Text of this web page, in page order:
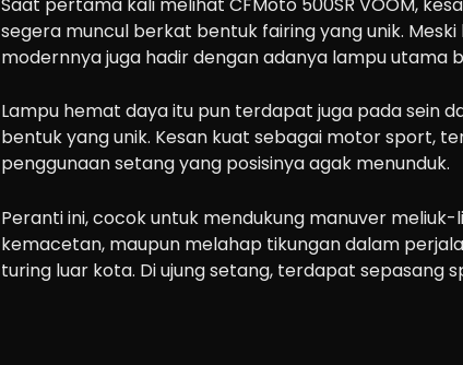
segera muncul berkat bentuk fairing yang unik.
modernnya juga hadir dengan adanya lampu utama
Lampu hemat daya itu pun terdapat juga pada sein
bentuk yang unik. Kesan kuat sebagai motor sport,
penggunaan setang yang posisinya agak menunduk.
Peranti ini, cocok untuk mendukung manuver meliuk-
kemacetan, maupun melahap tikungan dalam
turing luar kota. Di ujung setang, terdapat sepasang